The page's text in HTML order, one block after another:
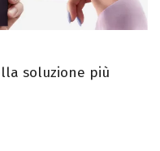
soluzione più